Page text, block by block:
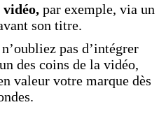
par exemple, via un
son titre.
pas d’intégrer
des coins de la vidéo,
valeur votre marque dès